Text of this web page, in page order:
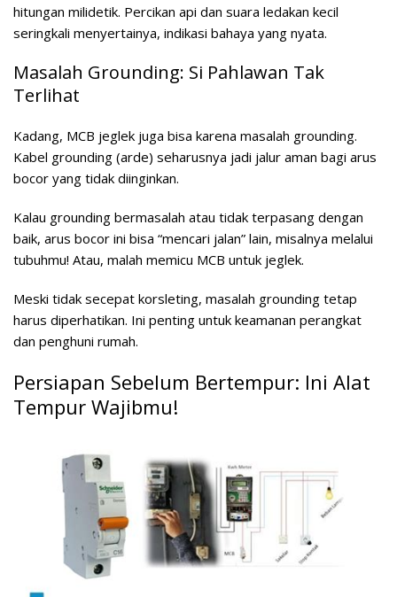
hitungan milidetik. Percikan api dan suara ledakan kecil
seringkali menyertainya, indikasi bahaya yang nyata.
Masalah Grounding: Si Pahlawan Tak
Terlihat
Kadang, MCB jeglek juga bisa karena masalah grounding.
Kabel grounding (arde) seharusnya jadi jalur aman bagi arus
bocor yang tidak diinginkan.
Kalau grounding bermasalah atau tidak terpasang dengan
baik, arus bocor ini bisa “mencari jalan” lain, misalnya melalui
tubuhmu! Atau, malah memicu MCB untuk jeglek.
Meski tidak secepat korsleting, masalah grounding tetap
harus diperhatikan. Ini penting untuk keamanan perangkat
dan penghuni rumah.
Persiapan Sebelum Bertempur: Ini Alat
Tempur Wajibmu!